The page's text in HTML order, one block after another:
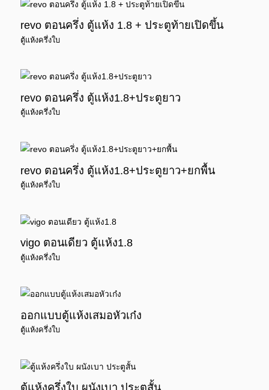
revo ตอนครึ่ง ตู้แห้ง 1.8 + ประตูท้ายเปิดขึ้น
ตู้แห้งครึ่งใบ
revo ตอนครึ่ง ตู้แห้ง1.8+ประตูยาว
ตู้แห้งครึ่งใบ
revo ตอนครึ่ง ตู้แห้ง1.8+ประตูยาว+ยกพื้น
ตู้แห้งครึ่งใบ
vigo ตอนเดียว ตู้แห้ง1.8
ตู้แห้งครึ่งใบ
ออกแบบตู้แห้งเสมอหัวเก๋ง
ตู้แห้งครึ่งใบ